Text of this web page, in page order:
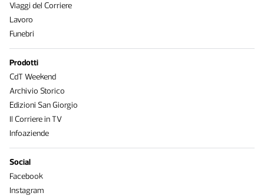
Viaggi del Corriere
Lavoro
Funebri
Prodotti
CdT Weekend
Archivio Storico
Edizioni San Giorgio
Il Corriere in TV
Infoaziende
Social
Facebook
Instagram